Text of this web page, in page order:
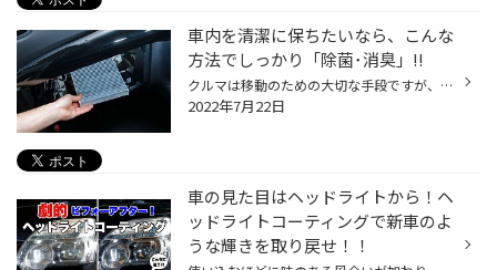
車内を清潔に保ちたいなら、こんな
方法でしっかり「除菌･消臭」!!
クルマは移動のための大切な手段ですが、車内は言わばご自宅の「部屋」のようなもの。ある程度の時間、その空間のなかに身を置くわけですから、より快適に過ごすことができるように心がけたいですよね。 そこで気になるのが、車内のコンディション。ニオイはもちろんのこと、エアコンシステムを介し...
2022年7月22日
車の見た目はヘッドライトから！ヘ
ッドライトコーティングで新車のよ
うな輝きを取り戻せ！！